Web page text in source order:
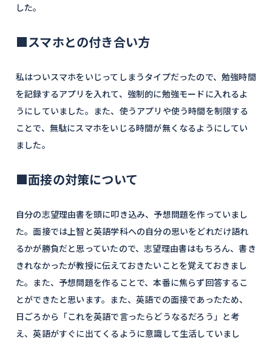
した。
■スマホとの付き合い方
私はついスマホをいじってしまうタイプだったので、勉強時間
を記録するアプリを入れて、強制的に勉強モードに入れるよ
うにしていました。また、使うアプリや使う時間を制限する
ことで、無駄にスマホをいじる時間が無くなるようにしてい
ました。
■面接の対策について
自分の志望理由書を頭に叩き込み、予想問題を作っていまし
た。面接では上智と英語学科への自分の思いをどれだけ語れ
るかが勝負だと思っていたので、志望理由書はもちろん、書き
きれなかったが教授に伝えておきたいことを覚えておきまし
た。また、予想問題を作ることで、本番に焦らず回答するこ
とができたと思います。また、英語での面接であったため、
日ごろから「これを英語で言ったらどうなるだろう」と考
え、英語がすぐに出てくるように意識して生活していまし